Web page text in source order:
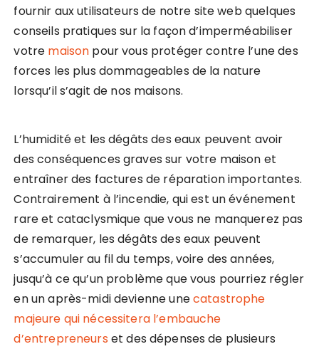
fournir aux utilisateurs de notre site web quelques
conseils pratiques sur la façon d’imperméabiliser
votre maison pour vous protéger contre l’une des
forces les plus dommageables de la nature
lorsqu’il s’agit de nos maisons.
L’humidité et les dégâts des eaux peuvent avoir
des conséquences graves sur votre maison et
entraîner des factures de réparation importantes.
Contrairement à l’incendie, qui est un événement
rare et cataclysmique que vous ne manquerez pas
de remarquer, les dégâts des eaux peuvent
s’accumuler au fil du temps, voire des années,
jusqu’à ce qu’un problème que vous pourriez régler
en un après-midi devienne unecatastrophe
majeure qui nécessitera l’embauche
d’entrepreneurs et des dépenses de plusieurs